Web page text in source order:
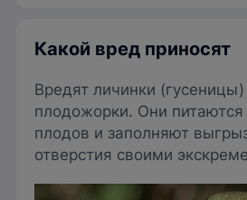
Какой вред приносят
Вредят личинки
плодожорки. Они
плодов и заполняют
отверстия своими